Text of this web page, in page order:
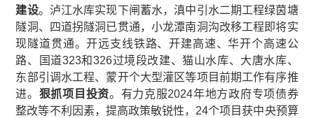
建设。泸江水库实现下闸蓄水，滇中引水二期工程绿茵塘
隧洞、四道拐隧洞已贯通，小龙潭南洞沟改移工程即将实
现隧道贯通。开远支线铁路、开建高速、华开个高速公
路、国道323和326过境段改建、猫山水库、大唐水库、
东部引调水工程、蒙开个大型灌区等项目前期工作有序推
进。 狠抓项目投资。有力克服2024年地方政府专项债券
整改等不利因素，提高政策敏锐性，24个项目获中央预算